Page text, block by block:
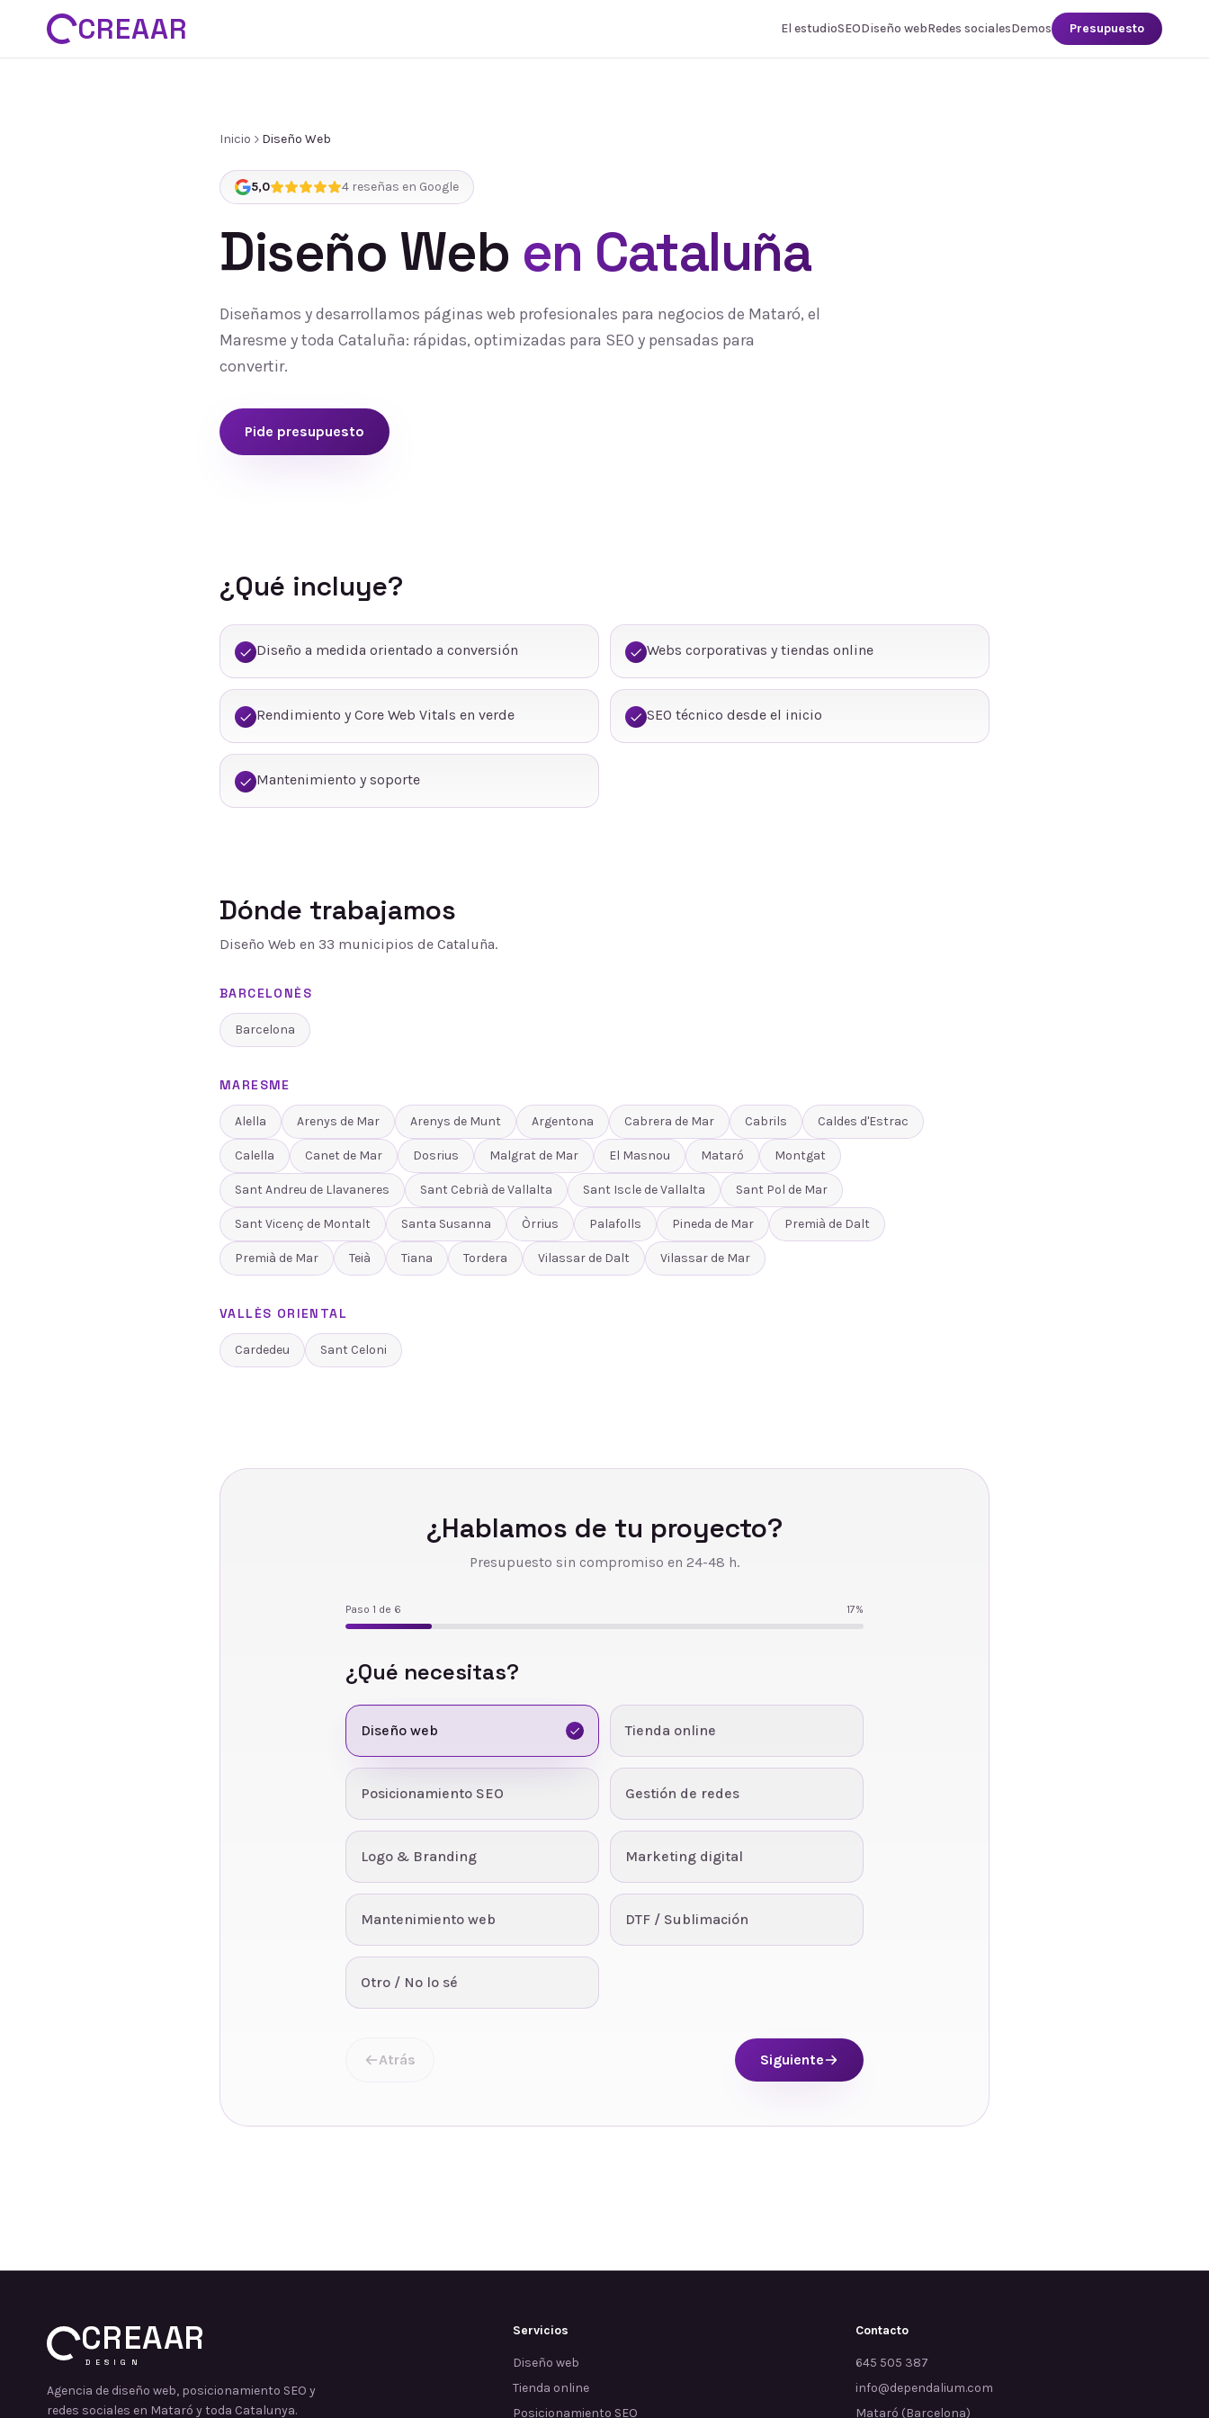
CREAAR El estudioSEODiseño webRedes socialesDemos Presupuesto
Inicio Diseño Web
5,0 4 reseñas en Google
Diseño Web en Cataluña
Diseñamos y desarrollamos páginas web profesionales para negocios de Mataró, el
Maresme y toda Cataluña: rápidas, optimizadas para SEO y pensadas para
convertir.
Pide presupuesto
¿Qué incluye?
Diseño a medida orientado a conversión Webs corporativas y tiendas online
Rendimiento y Core Web Vitals en verde SEO técnico desde el inicio
Mantenimiento y soporte
Dónde trabajamos
Diseño Web en 33 municipios de Cataluña.
BARCELONÈS
Barcelona
MARESME
Alella Arenys de Mar Arenys de Munt Argentona Cabrera de Mar Cabrils Caldes d'Estrac
Calella Canet de Mar Dosrius Malgrat de Mar El Masnou Mataró Montgat
Sant Andreu de Llavaneres Sant Cebrià de Vallalta Sant Iscle de Vallalta Sant Pol de Mar
Sant Vicenç de Montalt Santa Susanna Òrrius Palafolls Pineda de Mar Premià de Dalt
Premià de Mar Teià Tiana Tordera Vilassar de Dalt Vilassar de Mar
VALLÈS ORIENTAL
Cardedeu Sant Celoni
¿Hablamos de tu proyecto?
Presupuesto sin compromiso en 24-48 h.
Paso 1 de 6 17%
¿Qué necesitas?
Diseño web Tienda online
Posicionamiento SEO Gestión de redes
Logo & Branding Marketing digital
Mantenimiento web DTF / Sublimación
Otro / No lo sé
Atrás Siguiente
CREAAR
DESIGN
Agencia de diseño web, posicionamiento SEO y
redes sociales en Mataró y toda Catalunya.
Servicios
Diseño web
Tienda online
Posicionamiento SEO
Contacto
645 505 387
info@dependalium.com
Mataró (Barcelona)